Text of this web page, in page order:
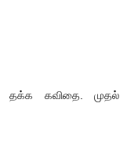
தக்க கவிதை. முதல்